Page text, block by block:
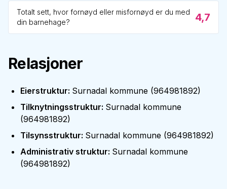
Totalt sett, hvor fornøyd eller misfornøyd er du med
din barnehage?
4,7
Relasjoner
Eierstruktur: Surnadal kommune (964981892)
Tilknytningsstruktur: Surnadal kommune
(964981892)
Tilsynsstruktur: Surnadal kommune (964981892)
Administrativ struktur: Surnadal kommune
(964981892)